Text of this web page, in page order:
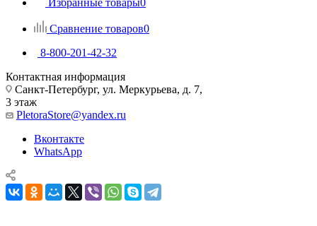
Избранные товары0
Сравнение товаров0
8-800-201-42-32
Контактная информация
Санкт-Петербург, ул. Меркурьева, д. 7,
3 этаж
PletoraStore@yandex.ru
Вконтакте
WhatsApp